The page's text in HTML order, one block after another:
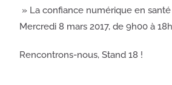
» La confiance numérique en
Mercredi 8 mars 2017, de 9h00 à
Rencontrons-nous, Stand 18 !